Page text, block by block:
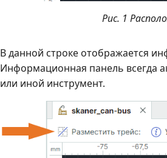
Рис. 1
В данной строке отображается
Информационная панель всегда
или иной инструмент.